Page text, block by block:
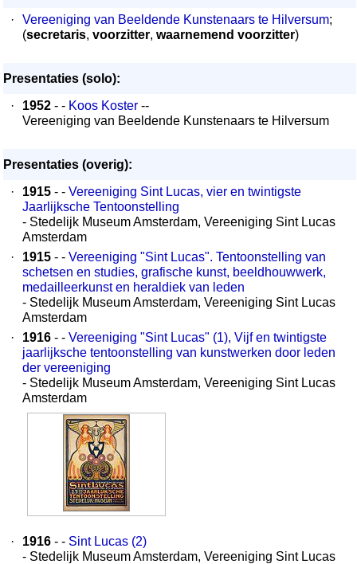
·
Vereeniging van Beeldende Kunstenaars te Hilversum;
(secretaris, voorzitter, waarnemend voorzitter)
Presentaties (solo):
·
1952 - - Koos Koster --
Vereeniging van Beeldende Kunstenaars te Hilversum
Presentaties (overig):
·
1915 - - Vereeniging Sint Lucas, vier en twintigste
Jaarlijksche Tentoonstelling
- Stedelijk Museum Amsterdam, Vereeniging Sint Lucas
Amsterdam
·
1915 - - Vereeniging "Sint Lucas". Tentoonstelling van
schetsen en studies, grafische kunst, beeldhouwwerk,
medailleerkunst en heraldiek van leden
- Stedelijk Museum Amsterdam, Vereeniging Sint Lucas
Amsterdam
·
1916 - - Vereeniging "Sint Lucas" (1), Vijf en twintigste
jaarlijksche tentoonstelling van kunstwerken door leden
der vereeniging
- Stedelijk Museum Amsterdam, Vereeniging Sint Lucas
Amsterdam
· 1916 - - Sint Lucas (2)
- Stedelijk Museum Amsterdam, Vereeniging Sint Lucas